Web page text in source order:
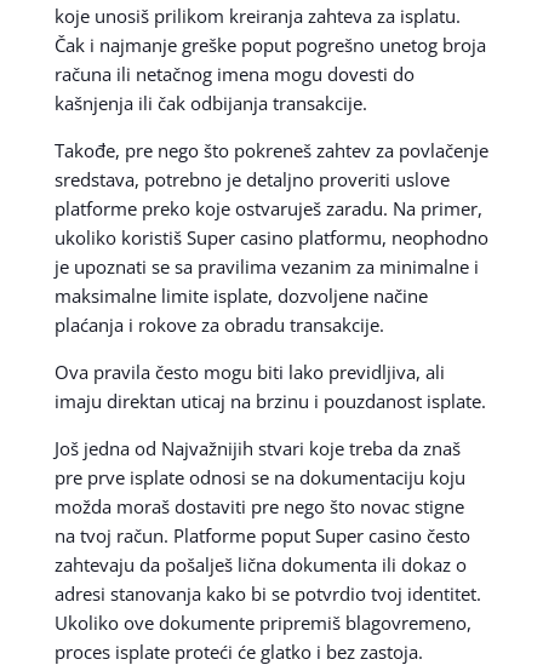
koje unosiš prilikom kreiranja zahteva za isplatu.
Čak i najmanje greške poput pogrešno unetog broja
računa ili netačnog imena mogu dovesti do
kašnjenja ili čak odbijanja transakcije.
Takođe, pre nego što pokreneš zahtev za povlačenje
sredstava, potrebno je detaljno proveriti uslove
platforme preko koje ostvaruješ zaradu. Na primer,
ukoliko koristiš Super casino platformu, neophodno
je upoznati se sa pravilima vezanim za minimalne i
maksimalne limite isplate, dozvoljene načine
plaćanja i rokove za obradu transakcije.
Ova pravila često mogu biti lako previdljiva, ali
imaju direktan uticaj na brzinu i pouzdanost isplate.
Još jedna od Najvažnijih stvari koje treba da znaš
pre prve isplate odnosi se na dokumentaciju koju
možda moraš dostaviti pre nego što novac stigne
na tvoj račun. Platforme poput Super casino često
zahtevaju da pošalješ lična dokumenta ili dokaz o
adresi stanovanja kako bi se potvrdio tvoj identitet.
Ukoliko ove dokumente pripremiš blagovremeno,
proces isplate proteći će glatko i bez zastoja.